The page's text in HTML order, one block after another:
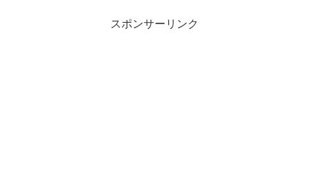
スポンサーリンク